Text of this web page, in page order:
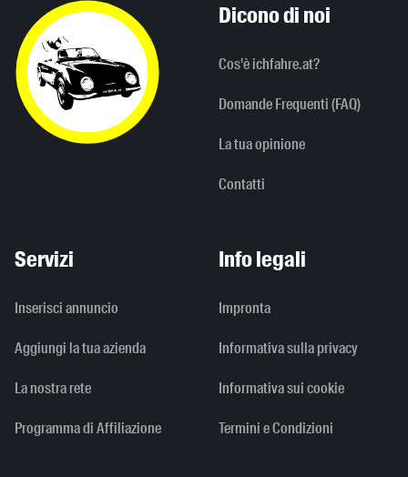
Dicono di noi
Cos'è ichfahre.at?
Domande Frequenti (FAQ)
La tua opinione
Contatti
Servizi
Inserisci annuncio
Aggiungi la tua azienda
La nostra rete
Programma di Affiliazione
Info legali
Impronta
Informativa sulla privacy
Informativa sui cookie
Termini e Condizioni